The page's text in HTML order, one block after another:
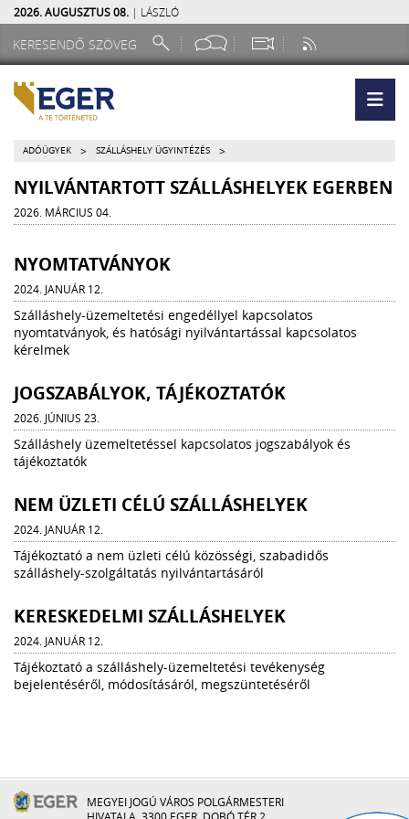
2026. AUGUSZTUS 08. | LÁSZLÓ
ADÓÜGYEK > SZÁLLÁSHELY ÜGYINTÉZÉS >
NYILVÁNTARTOTT SZÁLLÁSHELYEK EGERBEN
2026. MÁRCIUS 04.
NYOMTATVÁNYOK
2024. JANUÁR 12.
Szálláshely-üzemeltetési engedéllyel kapcsolatos
nyomtatványok, és hatósági nyilvántartással kapcsolatos
kérelmek
JOGSZABÁLYOK, TÁJÉKOZTATÓK
2026. JÚNIUS 23.
Szálláshely üzemeltetéssel kapcsolatos jogszabályok és
tájékoztatók
NEM ÜZLETI CÉLÚ SZÁLLÁSHELYEK
2024. JANUÁR 12.
Tájékoztató a nem üzleti célú közösségi, szabadidős
szálláshely-szolgáltatás nyilvántartásáról
KERESKEDELMI SZÁLLÁSHELYEK
2024. JANUÁR 12.
Tájékoztató a szálláshely-üzemeltetési tevékenység
bejelentéséről, módosításáról, megszüntetéséről
MEGYEI JOGÚ VÁROS POLGÁRMESTERI
HIVATALA, 3300 EGER, DOBÓ TÉR 2.